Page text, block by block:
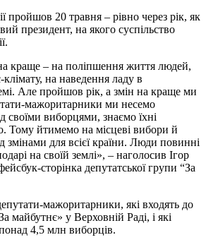
пройшов 20 травня – рівно через рік, як
президент, на якого суспільство
краще – на поліпшення життя людей,
на наведення ладу в
Але пройшов рік, а змін на краще ми
мажоритарники ми несемо
своїми виборцями, знаємо їхні
Тому йтимемо на місцеві вибори й
для всієї країни. Люди повинні
на своїй землі», – наголосив Ігор
сторінка депутатської групи “За
мажоритарники, які входять до
майбутнє» у Верховній Раді, і які
4,5 млн виборців.